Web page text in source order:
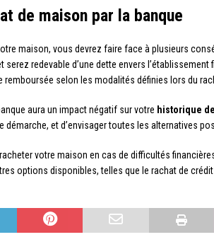
de maison par la banque
maison, vous devrez faire face à plusieurs
redevable d’une dette envers
selon les modalités définies lors du
aura un impact négatif sur votre historique
et d’envisager toutes les alternatives
votre maison en cas de difficultés
options disponibles, telles que le rachat de